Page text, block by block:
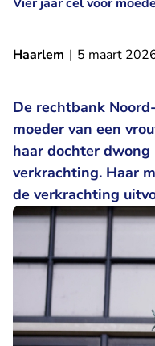
Haarlem | 5 maart
De rechtbank
moeder van een
haar dochter
verkrachting. Haar
de verkrachting